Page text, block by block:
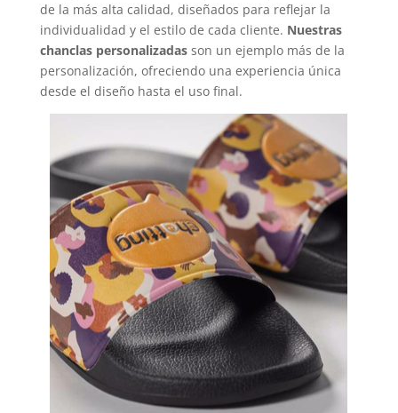
de la más alta calidad, diseñados para reflejar la
individualidad y el estilo de cada cliente. Nuestras
chanclas personalizadas son un ejemplo más de la
personalización, ofreciendo una experiencia única
desde el diseño hasta el uso final.